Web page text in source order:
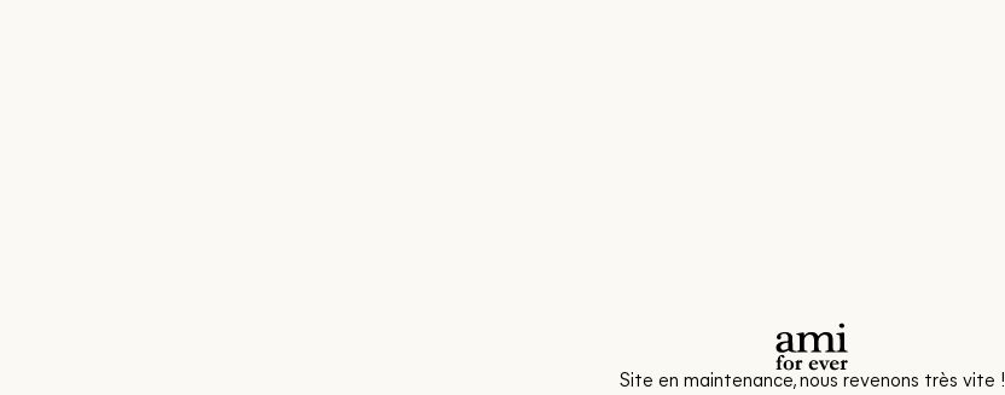
Site en maintenance, nous revenons très vite !